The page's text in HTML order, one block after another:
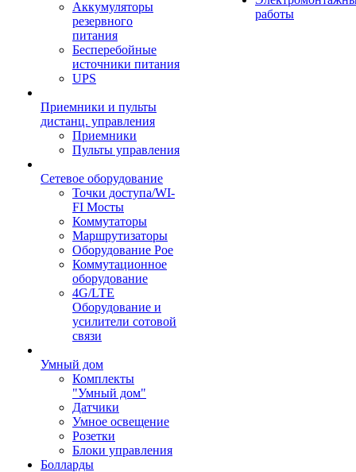
Аккумуляторы
резервного
питания
Бесперебойные
источники питания
UPS
Приемники и пульты
дистанц. управления
Приемники
Пульты управления
Сетевое оборудование
Точки доступа/WI-
FI Мосты
Коммутаторы
Маршрутизаторы
Оборудование Poe
Коммутационное
оборудование
4G/LTE
Оборудование и
усилители сотовой
связи
Умный дом
Комплекты
"Умный дом"
Датчики
Умное освещение
Розетки
Блоки управления
Болларды
работы